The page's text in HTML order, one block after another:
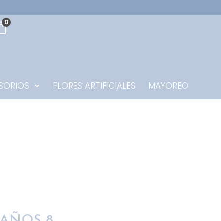
0
FLORES ARTIFICIALES MAYOREO